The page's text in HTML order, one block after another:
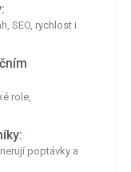
SEO, rychlost i
role,
poptávky a